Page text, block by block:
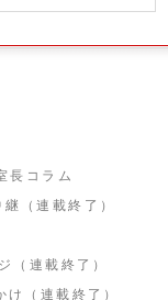
長コラム
（連載終了）
（連載終了）
（連載終了）